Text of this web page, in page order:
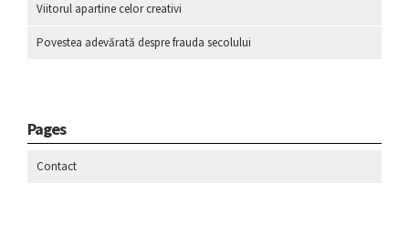
Viitorul apartine celor creativi
Povestea adevărată despre frauda secolului
Pages
Contact